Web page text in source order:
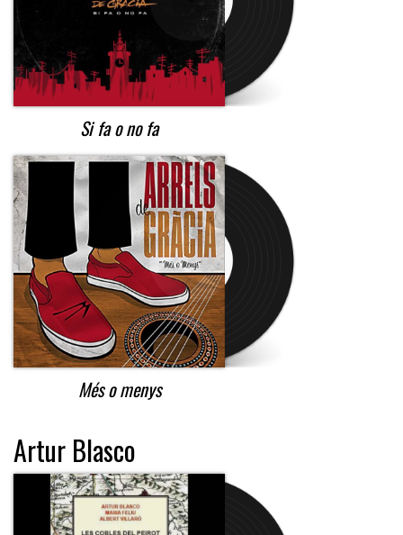
Si fa o no fa
Més o menys
Artur Blasco